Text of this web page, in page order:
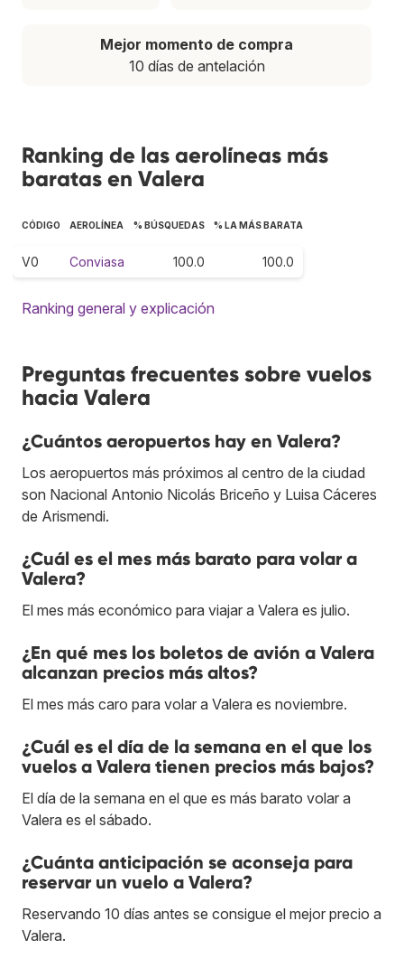
Mejor momento de compra
10 días de antelación
Ranking de las aerolíneas más
baratas en Valera
CÓDIGO AEROLÍNEA % BÚSQUEDAS % LA MÁS BARATA
V0 Conviasa 100.0 100.0
Ranking general y explicación
Preguntas frecuentes sobre vuelos
hacia Valera
¿Cuántos aeropuertos hay en Valera?
Los aeropuertos más próximos al centro de la ciudad
son Nacional Antonio Nicolás Briceño y Luisa Cáceres
de Arismendi.
¿Cuál es el mes más barato para volar a
Valera?
El mes más económico para viajar a Valera es julio.
¿En qué mes los boletos de avión a Valera
alcanzan precios más altos?
El mes más caro para volar a Valera es noviembre.
¿Cuál es el día de la semana en el que los
vuelos a Valera tienen precios más bajos?
El día de la semana en el que es más barato volar a
Valera es el sábado.
¿Cuánta anticipación se aconseja para
reservar un vuelo a Valera?
Reservando 10 días antes se consigue el mejor precio a
Valera.